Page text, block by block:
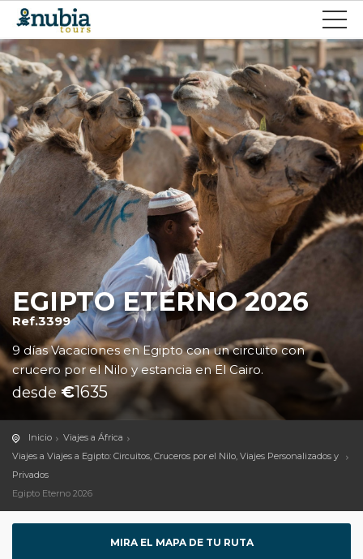
EGIPTO ETERNO 2026
Ref.3399
9 días Vacaciones en Egipto con un circuito con
crucero por el Nilo y estancia en El Cairo.
desde €1635
Inicio
Viajes a África
Viajes a Viajes a Egipto: Circuitos, Cruceros por el Nilo, Viajes Personalizados y
Privados
Egipto Eterno 2026
MIRA EL MAPA DE TU RUTA